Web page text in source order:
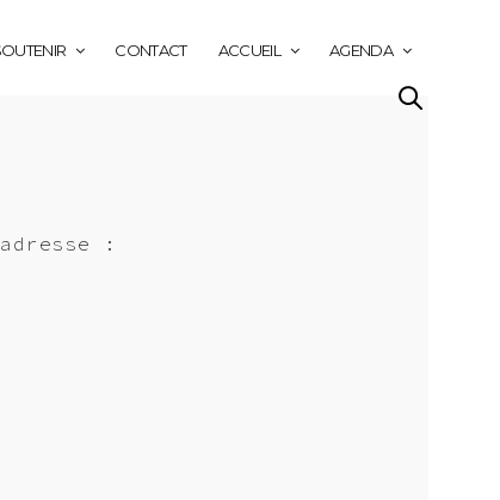
CONTACT ACCUEIL AGENDA
: